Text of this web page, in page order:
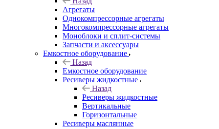
Агрегаты
Однокомпрессорные агрегаты
Многокомпрессорные агрегаты
Моноблоки и сплит-системы
Запчасти и аксессуары
Емкостное оборудование
Назад
Емкостное оборудование
Ресиверы жидкостные
Назад
Ресиверы жидкостные
Вертикальные
Горизонтальные
Ресиверы маслянные